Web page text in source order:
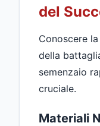
del
Conoscere
della
semenzaio
cruciale.
Materiali